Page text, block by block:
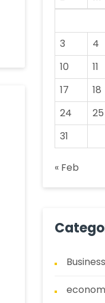
3
4
10
11
17
18
24
25
31
« Feb